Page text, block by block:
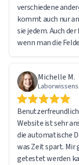
verschiedene
kommt auch nur
sie jedem. Auch
wenn man die
Michelle M.
Website ist sehr
die automatische
was Zeit spart. Mir
getestet werden